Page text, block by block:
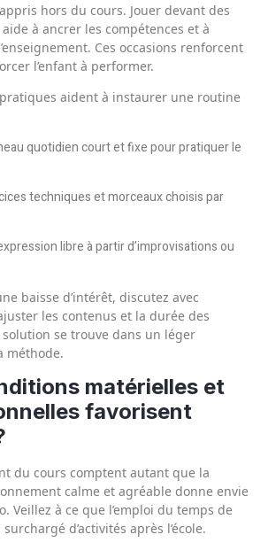
hors du cours. Jouer devant des
à ancrer les compétences et à
Ces occasions renforcent
l’enfant à performer.
aident à instaurer une routine
quotidien court et fixe pour pratiquer le
techniques et morceaux choisis par
libre à partir d’improvisations ou
baisse d’intérêt, discutez avec
les contenus et la durée des
solution se trouve dans un léger
méthode.
matérielles et
favorisent
du cours comptent autant que la
calme et agréable donne envie
Veillez à ce que l’emploi du temps de
d’activités après l’école.